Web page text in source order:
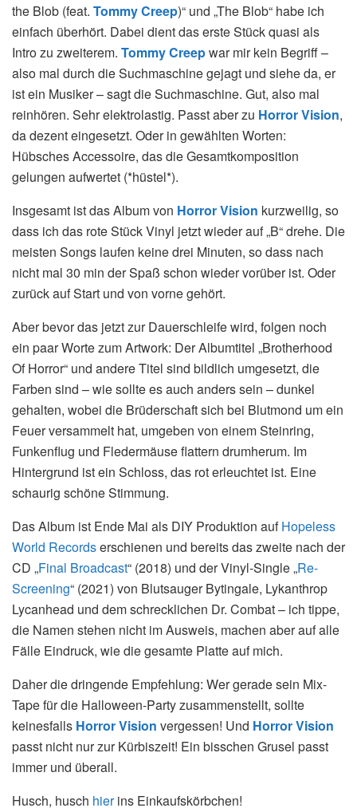
the Blob (feat. Tommy Creep)“ und „The Blob“ habe ich
einfach überhört. Dabei dient das erste Stück quasi als
Intro zu zweiterem. Tommy Creepwar mir kein Begriff –
also mal durch die Suchmaschine gejagt und siehe da, er
ist ein Musiker – sagt die Suchmaschine. Gut, also mal
reinhören. Sehr elektrolastig. Passt aber zu Horror Vision,
da dezent eingesetzt. Oder in gewählten Worten:
Hübsches Accessoire, das die Gesamtkomposition
gelungen aufwertet (*hüstel*).
Insgesamt ist das Album von Horror Vision kurzweilig, so
dass ich das rote Stück Vinyl jetzt wieder auf „B“ drehe. Die
meisten Songs laufen keine drei Minuten, so dass nach
nicht mal 30 min der Spaß schon wieder vorüber ist. Oder
zurück auf Start und von vorne gehört.
Aber bevor das jetzt zur Dauerschleife wird, folgen noch
ein paar Worte zum Artwork: Der Albumtitel „Brotherhood
Of Horror“ und andere Titel sind bildlich umgesetzt, die
Farben sind – wie sollte es auch anders sein – dunkel
gehalten, wobei die Brüderschaft sich bei Blutmond um ein
Feuer versammelt hat, umgeben von einem Steinring,
Funkenflug und Fledermäuse flattern drumherum. Im
Hintergrund ist ein Schloss, das rot erleuchtet ist. Eine
schaurig schöne Stimmung.
Das Album ist Ende Mai als DIY Produktion aufHopeless
World Recordserschienen und bereits das zweite nach der
CD „Final Broadcast“ (2018) und der Vinyl-Single „Re-
Screening“ (2021) von Blutsauger Bytingale, Lykanthrop
Lycanhead und dem schrecklichen Dr. Combat – ich tippe,
die Namen stehen nicht im Ausweis, machen aber auf alle
Fälle Eindruck, wie die gesamte Platte auf mich.
Daher die dringende Empfehlung: Wer gerade sein Mix-
Tape für die Halloween-Party zusammenstellt, sollte
keinesfalls Horror Vision vergessen! Und Horror Vision
passt nicht nur zur Kürbiszeit! Ein bisschen Grusel passt
immer und überall.
Husch, husch hierins Einkaufskörbchen!